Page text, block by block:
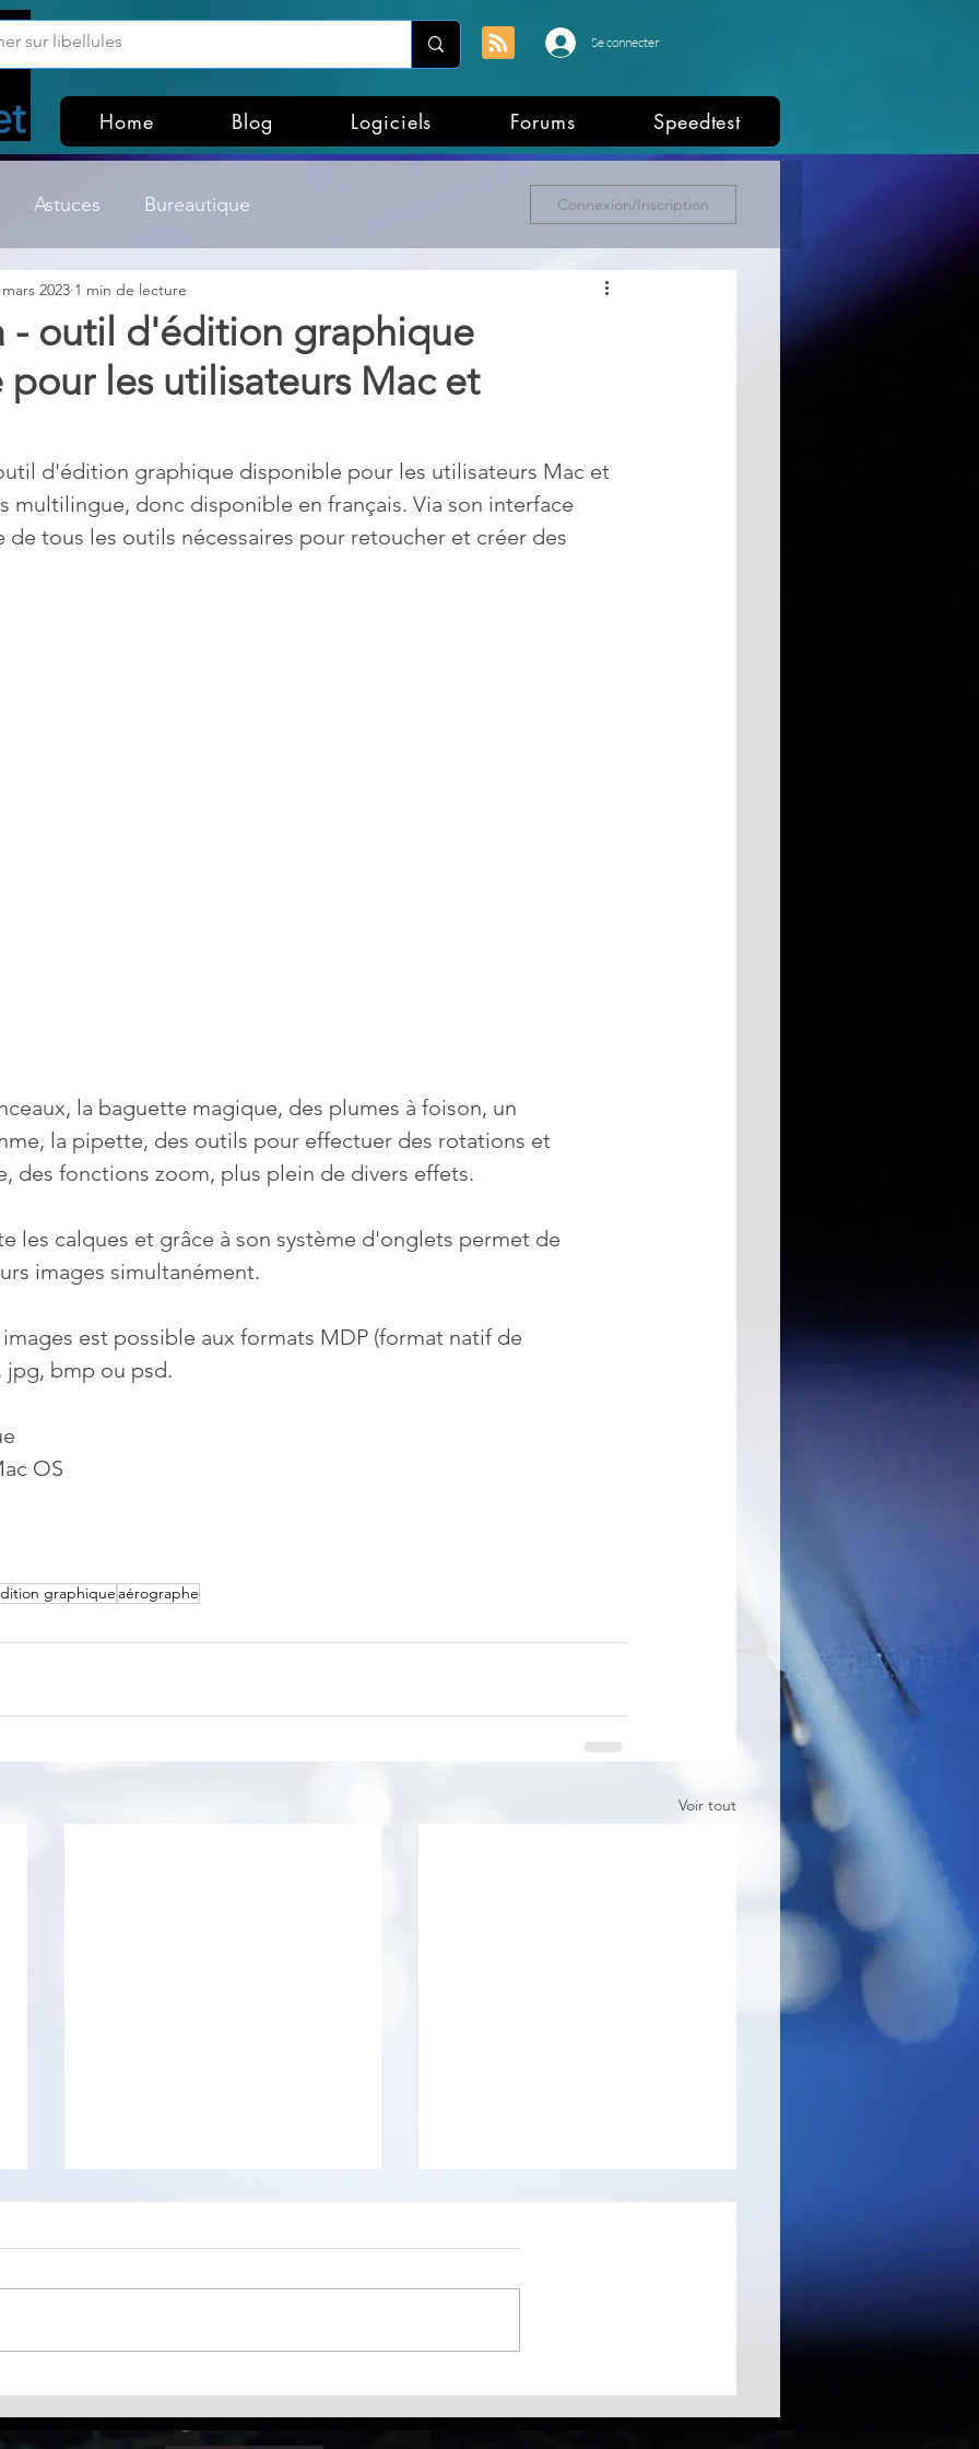
Se connecter
Home Blog Logiciels Forums Speedtest
Astuces Bureautique
Customisation Windows
de fichiers Gestion Système Graphisme
& Photoshop Linux
Navigateurs
Connexion/Inscription
- outil d'édition graphique
les utilisateurs Mac et
2023 1 min de lecture
d'édition graphique disponible pour les utilisateurs Mac et
multilingue, donc disponible en français. Via son interface
de tous les outils nécessaires pour retoucher et créer des
la baguette magique, des plumes à foison, un
la pipette, des outils pour effectuer des rotations et
des fonctions zoom, plus plein de divers effets.
les calques et grâce à son système d'onglets permet de
images simultanément.
images est possible aux formats MDP (format natif de
jpg, bmp ou psd.
OS
graphique aérographe
Voir tout
Econviewer